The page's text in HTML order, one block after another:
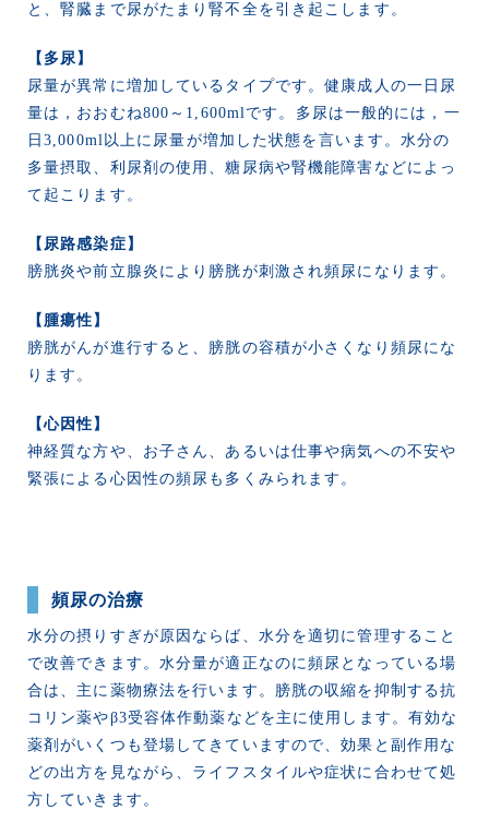
と、腎臓まで尿がたまり腎不全を引き起こします。
【多尿】
尿量が異常に増加しているタイプです。健康成人の一日尿
量は，おおむね800～1,600mlです。多尿は一般的には，一
日3,000ml以上に尿量が増加した状態を言います。水分の
多量摂取、利尿剤の使用、糖尿病や腎機能障害などによっ
て起こります。
【尿路感染症】
膀胱炎や前立腺炎により膀胱が刺激され頻尿になります。
【腫瘍性】
膀胱がんが進行すると、膀胱の容積が小さくなり頻尿にな
ります。
【心因性】
神経質な方や、お子さん、あるいは仕事や病気への不安や
緊張による心因性の頻尿も多くみられます。
頻尿の治療
水分の摂りすぎが原因ならば、水分を適切に管理すること
で改善できます。水分量が適正なのに頻尿となっている場
合は、主に薬物療法を行います。膀胱の収縮を抑制する抗
コリン薬やβ3受容体作動薬などを主に使用します。有効な
薬剤がいくつも登場してきていますので、効果と副作用な
どの出方を見ながら、ライフスタイルや症状に合わせて処
方していきます。